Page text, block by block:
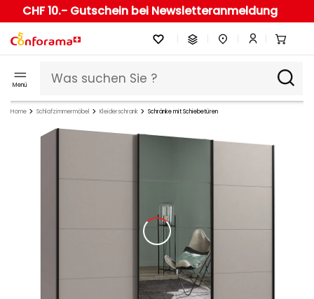
CHF 10.- Gutschein bei Newsletteranmeldung
Menü
Home Schlafzimmermöbel Kleiderschrank Schränke mit Schiebetüren